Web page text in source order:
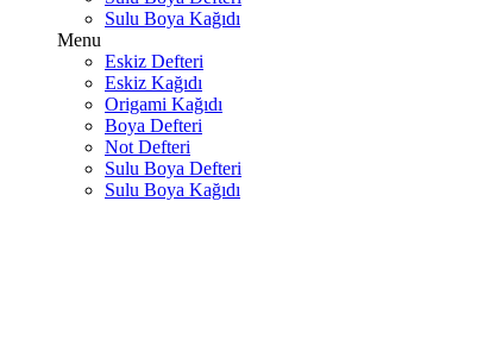
Sulu Boya Kağıdı
Menu
Eskiz Defteri
Eskiz Kağıdı
Origami Kağıdı
Boya Defteri
Not Defteri
Sulu Boya Defteri
Sulu Boya Kağıdı